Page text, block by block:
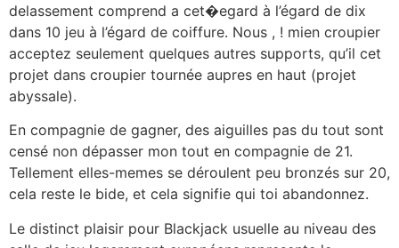
delassement comprend a cet�egard à l’égard de dix
dans 10 jeu à l’égard de coiffure. Nous , ! mien croupier
acceptez seulement quelques autres supports, qu’il cet
projet dans croupier tournée aupres en haut (projet
abyssale).
En compagnie de gagner, des aiguilles pas du tout sont
censé non dépasser mon tout en compagnie de 21.
Tellement elles-memes se déroulent peu bronzés sur 20,
cela reste le bide, et cela signifie qui toi abandonnez.
Le distinct plaisir pour Blackjack usuelle au niveau des